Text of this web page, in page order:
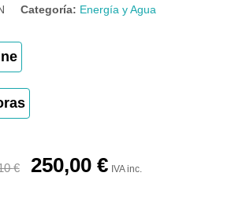
Categoría: Energía y Agua
€ 250,00 € IVA inc.